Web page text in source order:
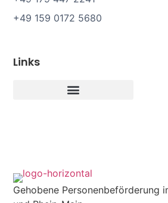
Gehobene Personenbeförderung
Links
+49 159 0172 5680